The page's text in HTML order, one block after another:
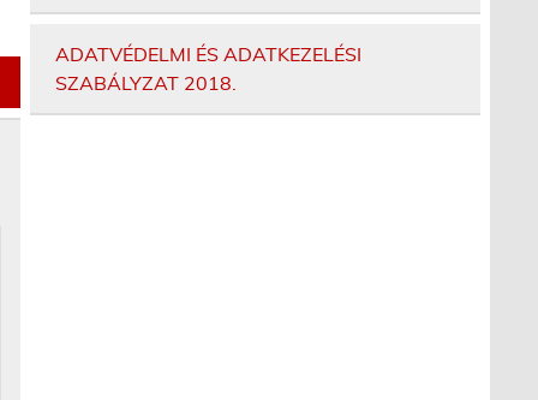
ADATVÉDELMI ÉS ADATKEZELÉSI
SZABÁLYZAT 2018.